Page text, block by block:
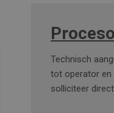
Technisch
tot operator en
solliciteer